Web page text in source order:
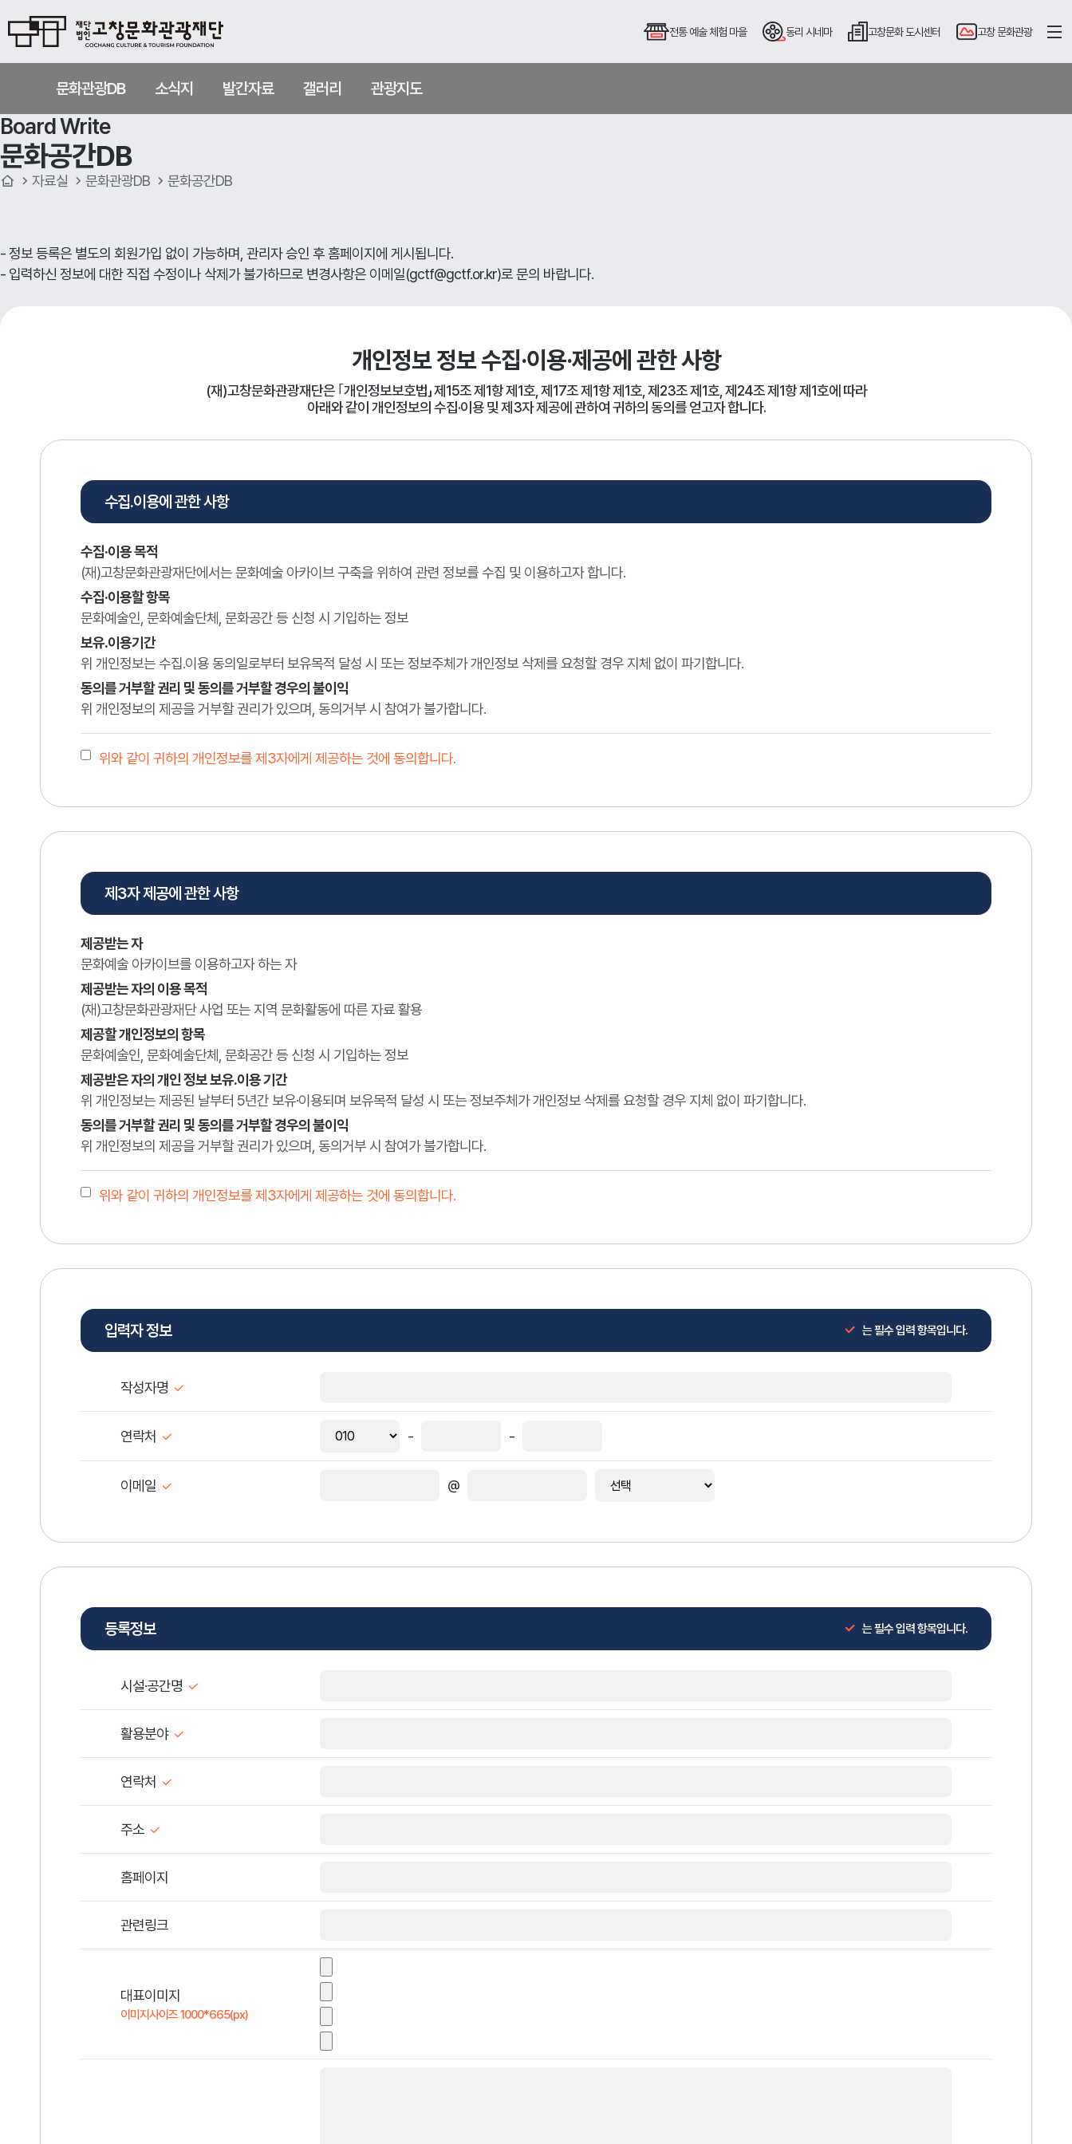
전통 예술체험 마을 동리 시네마 고창문화도시센터 고창문화관광
문화관광DB 소식지 발간자료 갤러리 관광지도
Board Write
문화공간DB
자료실 문화관광DB 문화공간DB
- 정보 등록은 별도의 회원가입 없이 가능하며, 관리자 승인 후 홈페이지에 게시됩니다.
- 입력하신 정보에 대한 직접 수정이나 삭제가 불가하므로 변경사항은 이메일(gctf@gctf.or.kr)로 문의 바랍니다.
개인정보 정보 수집·이용·제공에 관한 사항
(재)고창문화관광재단은 ｢개인정보보호법」 제15조 제1항 제1호, 제17조 제1항 제1호, 제23조 제1호, 제24조 제1항 제1호에 따라
아래와 같이 개인정보의 수집·이용 및 제3자 제공에 관하여 귀하의 동의를 얻고자 합니다.
수집․이용에 관한 사항
수집·이용 목적
(재)고창문화관광재단에서는 문화예술 아카이브 구축을 위하여 관련 정보를 수집 및 이용하고자 합니다.
수집·이용할 항목
문화예술인, 문화예술단체, 문화공간 등 신청 시 기입하는 정보
보유․이용기간
위 개인정보는 수집․이용 동의일로부터 보유목적 달성 시 또는 정보주체가 개인정보 삭제를 요청할 경우 지체 없이 파기합니다.
동의를 거부할 권리 및 동의를 거부할 경우의 불이익
위 개인정보의 제공을 거부할 권리가 있으며, 동의거부 시 참여가 불가합니다.
위와 같이 귀하의 개인정보를 제3자에게 제공하는 것에 동의합니다.
제3자 제공에 관한 사항
제공받는 자
문화예술 아카이브를 이용하고자 하는 자
제공받는 자의 이용 목적
(재)고창문화관광재단 사업 또는 지역 문화활동에 따른 자료 활용
제공할 개인정보의 항목
문화예술인, 문화예술단체, 문화공간 등 신청 시 기입하는 정보
제공받은 자의 개인 정보 보유․이용 기간
위 개인정보는 제공된 날부터 5년간 보유·이용되며 보유목적 달성 시 또는 정보주체가 개인정보 삭제를 요청할 경우 지체 없이 파기합니다.
동의를 거부할 권리 및 동의를 거부할 경우의 불이익
위 개인정보의 제공을 거부할 권리가 있으며, 동의거부 시 참여가 불가합니다.
위와 같이 귀하의 개인정보를 제3자에게 제공하는 것에 동의합니다.
입력자 정보 는 필수 입력 항목입니다.
작성자명
연락처 - -
이메일 @
등록정보 는 필수 입력 항목입니다.
시설·공간명
활용분야
연락처
주소
홈페이지
관련링크
대표이미지
이미지사이즈 1000*665(px)